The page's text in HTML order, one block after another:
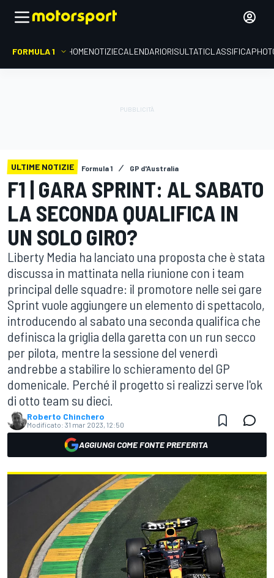
FORMULA 1 HOMENOTIZIECALENDARIORISULTATICLASSIFICA
ULTIME NOTIZIE Formula 1 GP d'Australia
F1 | GARA SPRINT: AL SABATO
LA SECONDA QUALIFICA IN
UN SOLO GIRO?
Liberty Media ha lanciato una proposta che è stata
discussa in mattinata nella riunione con i team
principal delle squadre: il promotore nelle sei gare
Sprint vuole aggiungere un elemento di spettacolo,
introducendo al sabato una seconda qualifica che
definisca la griglia della garetta con un run secco
per pilota, mentre la sessione del venerdì
andrebbe a stabilire lo schieramento del GP
domenicale. Perché il progetto si realizzi serve l'ok
di otto team su dieci.
Roberto Chinchero
Modificato: 31 mar 2023, 12:50
AGGIUNGI COME FONTE PREFERITA